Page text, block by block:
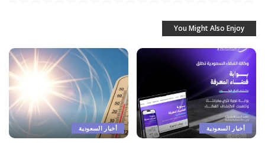
You Might Also Enjoy
أخبار السعودية أخبار السعودية